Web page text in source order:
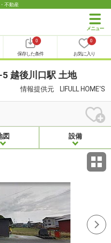
不動産
0
保存した条件
0
お気に入り
越後川口駅 土地
情報提供元 LIFULL HOME'S
図 設備